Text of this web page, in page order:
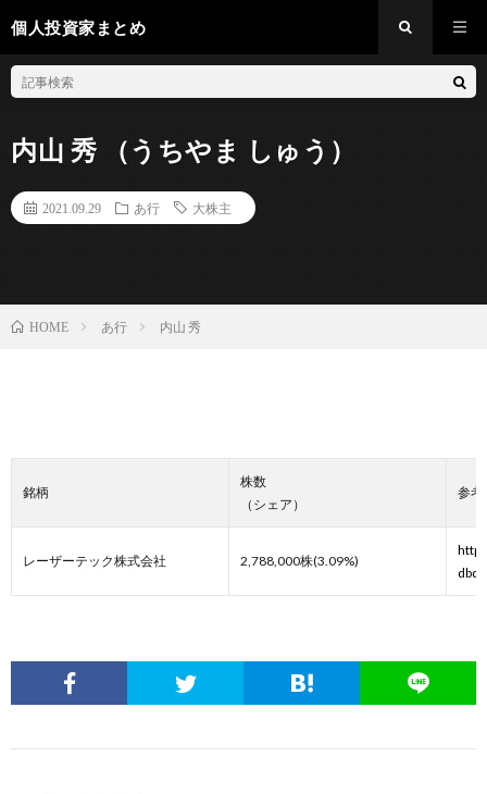
個人投資家まとめ
内山 秀 （うちやま しゅう）
2021.09.29 あ行 大株主
HOME あ行 内山 秀
銘柄
株数
（シェア）
参考
レーザーテック株式会社 2,788,000株(3.09%)